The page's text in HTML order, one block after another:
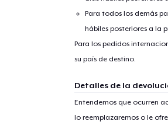
Para todos los demás
hábiles posteriores a la
Para los pedidos
su país de destino.
Detalles de la
Entendemos que ocurren
lo reemplazaremos o le